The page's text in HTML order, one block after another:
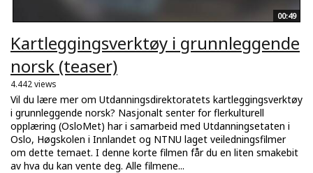
00:49
Kartleggingsverktøy i grunnleggende
norsk (teaser)
4.442 views
Vil du lære mer om Utdanningsdirektoratets kartleggingsverktøy
i grunnleggende norsk? Nasjonalt senter for flerkulturell
opplæring (OsloMet) har i samarbeid med Utdanningsetaten i
Oslo, Høgskolen i Innlandet og NTNU laget veiledningsfilmer
om dette temaet. I denne korte filmen får du en liten smakebit
av hva du kan vente deg. Alle filmene...